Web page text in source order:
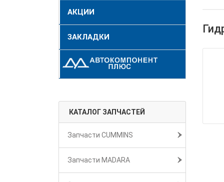
АКЦИИ
ЗАКЛАДКИ
КАТАЛОГ ЗАПЧАСТЕЙ
Запчасти CUMMINS
Запчасти MADARA